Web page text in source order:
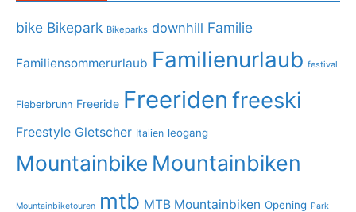
bike Bikepark Bikeparks downhill Familie
Familiensommerurlaub Familienurlaub festival
Fieberbrunn Freeride Freeriden freeski
Freestyle Gletscher Italien leogang
Mountainbike Mountainbiken
Mountainbiketouren mtb MTB Mountainbiken Opening Park